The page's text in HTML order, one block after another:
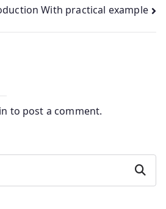
With practical example
to post a comment.
Search